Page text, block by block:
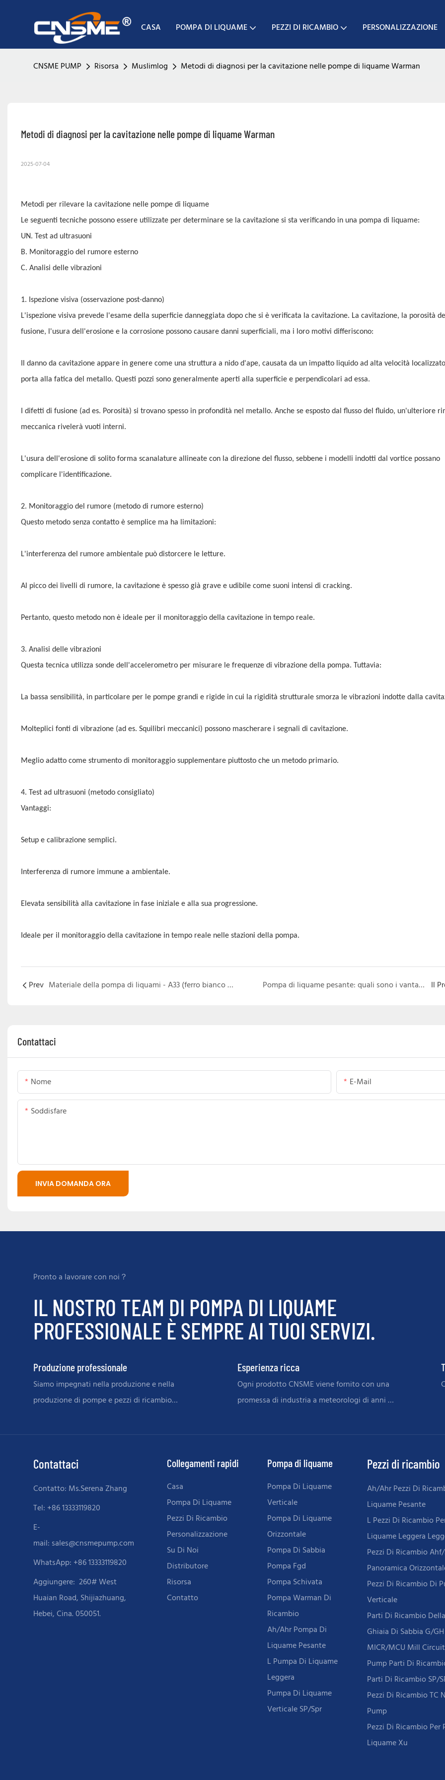
CASA POMPA DI LIQUAME PEZZI DI RICAMBIO PERSONALIZZAZIONE
CNSME PUMP Risorsa Muslimlog Metodi di diagnosi per la cavitazione nelle pompe di liquame Warman
Metodi di diagnosi per la cavitazione nelle pompe di liquame Warman
2025-07-04
Metodi per rilevare la cavitazione nelle pompe di liquame
Le seguenti tecniche possono essere utilizzate per determinare se la cavitazione si sta verificando in una pompa di liquame:
UN. Test ad ultrasuoni
B. Monitoraggio del rumore esterno
C. Analisi delle vibrazioni
1. Ispezione visiva (osservazione post-danno)
L'ispezione visiva prevede l'esame della superficie danneggiata dopo che si è verificata la cavitazione. La cavitazione, la porosità
fusione, l'usura dell'erosione e la corrosione possono causare danni superficiali, ma i loro motivi differiscono:
Il danno da cavitazione appare in genere come una struttura a nido d'ape, causata da un impatto liquido ad alta velocità
porta alla fatica del metallo. Questi pozzi sono generalmente aperti alla superficie e perpendicolari ad essa.
I difetti di fusione (ad es. Porosità) si trovano spesso in profondità nel metallo. Anche se esposto dal flusso del fluido, un'ulteriore
meccanica rivelerà vuoti interni.
L'usura dell'erosione di solito forma scanalature allineate con la direzione del flusso, sebbene i modelli indotti dal vortice possano
complicare l'identificazione.
2. Monitoraggio del rumore (metodo di rumore esterno)
Questo metodo senza contatto è semplice ma ha limitazioni:
L'interferenza del rumore ambientale può distorcere le letture.
Al picco dei livelli di rumore, la cavitazione è spesso già grave e udibile come suoni intensi di cracking.
Pertanto, questo metodo non è ideale per il monitoraggio della cavitazione in tempo reale.
3. Analisi delle vibrazioni
Questa tecnica utilizza sonde dell'accelerometro per misurare le frequenze di vibrazione della pompa. Tuttavia:
La bassa sensibilità, in particolare per le pompe grandi e rigide in cui la rigidità strutturale smorza le vibrazioni indotte dalla
Molteplici fonti di vibrazione (ad es. Squilibri meccanici) possono mascherare i segnali di cavitazione.
Meglio adatto come strumento di monitoraggio supplementare piuttosto che un metodo primario.
4. Test ad ultrasuoni (metodo consigliato)
Vantaggi:
Setup e calibrazione semplici.
Interferenza di rumore immune a ambientale.
Elevata sensibilità alla cavitazione in fase iniziale e alla sua progressione.
Ideale per il monitoraggio della cavitazione in tempo reale nelle stazioni della pompa.
Prev Materiale della pompa di liquami - A33 (ferro bianco inossidabile duplex) Pompa di liquame pesante: quali sono i vantaggi? Il
Contattaci
Nome E-Mail
Soddisfare
INVIA DOMANDA ORA
Pronto a lavorare con noi？
IL NOSTRO TEAM DI POMPA DI LIQUAME
PROFESSIONALE È SEMPRE AI TUOI SERVIZI.
Produzione professionale
Siamo impegnati nella produzione e nella
produzione di pompe e pezzi di ricambio
Esperienza ricca
Ogni prodotto CNSME viene fornito con una
promessa di industria a meteorologi di anni di
Contattaci
Contatto: Ms.Serena Zhang
Tel: +86 13333119820
E-
mail: sales@cnsmepump.com
WhatsApp: +86 13333119820
Aggiungere: 260# West
Huaian Road, Shijiazhuang,
Hebei, Cina. 050051.
Collegamenti rapidi
Casa
Pompa Di Liquame
Pezzi Di Ricambio
Personalizzazione
Su Di Noi
Distributore
Risorsa
Contatto
Pompa di liquame
Pompa Di Liquame
Verticale
Pompa Di Liquame
Orizzontale
Pompa Di Sabbia
Pompa Fgd
Pompa Schivata
Pompa Warman Di
Ricambio
Ah/Ahr Pompa Di
Liquame Pesante
L Pumpa Di Liquame
Leggera
Pumpa Di Liquame
Verticale SP/Spr
Pezzi di ricambio
Ah/Ahr Pezzi Di
Liquame Pesante
L Pezzi Di Ricambio
Liquame Leggera
Pezzi Di Ricambio
Panoramica
Pezzi Di Ricambio Di
Verticale
Parti Di Ricambio
Ghiaia Di Sabbia G/GH
MICR/MCU Mill
Pump Parti Di
Parti Di Ricambio SP/
Pezzi Di Ricambio TC
Pump
Pezzi Di Ricambio Per
Liquame Xu